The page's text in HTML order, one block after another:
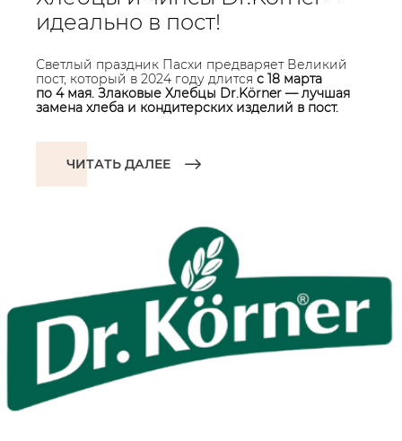
идеально в пост!
Светлый праздник Пасхи предваряет Великий
пост, который в 2024 году длится с 18 марта
по 4 мая. Злаковые Хлебцы Dr.Körner — лучшая
замена хлеба и кондитерских изделий в пост.
ЧИТАТЬ ДАЛЕЕ